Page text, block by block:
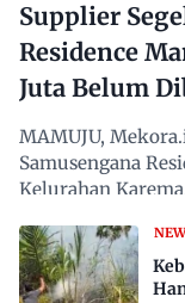
Supplier
Residence
Juta Belum
MAMUJU,
Samusengana
Kelurahan